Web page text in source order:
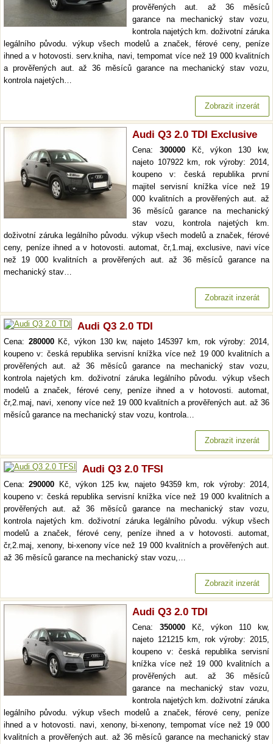
prověřených aut. až 36 měsíců
garance na mechanický stav vozu,
kontrola najetých km. doživotní záruka
legálního původu. výkup všech modelů a značek, férové ceny, peníze
ihned a v hotovosti. serv.kniha, navi, tempomat více než 19 000 kvalitních
a prověřených aut. až 36 měsíců garance na mechanický stav vozu,
kontrola najetých…
Zobrazit inzerát
Audi Q3 2.0 TDI Exclusive
Cena: 300000Kč, výkon 130 kw,
najeto 107922 km, rok výroby: 2014,
koupeno v: česká republika první
majitel servisní knížka více než 19
000 kvalitních a prověřených aut. až
36 měsíců garance na mechanický
stav vozu, kontrola najetých km.
doživotní záruka legálního původu. výkup všech modelů a značek, férové
ceny, peníze ihned a v hotovosti. automat, čr,1.maj, exclusive, navi více
než 19 000 kvalitních a prověřených aut. až 36 měsíců garance na
mechanický stav…
Zobrazit inzerát
Audi Q3 2.0 TDI
Cena: 280000Kč, výkon 130 kw, najeto 145397 km, rok výroby: 2014,
koupeno v: česká republika servisní knížka více než 19 000 kvalitních a
prověřených aut. až 36 měsíců garance na mechanický stav vozu,
kontrola najetých km. doživotní záruka legálního původu. výkup všech
modelů a značek, férové ceny, peníze ihned a v hotovosti. automat,
čr,2.maj, navi, xenony více než 19 000 kvalitních a prověřených aut. až 36
měsíců garance na mechanický stav vozu, kontrola…
Zobrazit inzerát
Audi Q3 2.0 TFSI
Cena:290000 Kč, výkon 125 kw, najeto 94359 km, rok výroby: 2014,
koupeno v: česká republika servisní knížka více než 19 000 kvalitních a
prověřených aut. až 36 měsíců garance na mechanický stav vozu,
kontrola najetých km. doživotní záruka legálního původu. výkup všech
modelů a značek, férové ceny, peníze ihned a v hotovosti. automat,
čr,2.maj, xenony, bi-xenony více než 19 000 kvalitních a prověřených aut.
až 36 měsíců garance na mechanický stav vozu,…
Zobrazit inzerát
Audi Q3 2.0 TDI
Cena: 350000 Kč, výkon 110 kw,
najeto 121215 km, rok výroby: 2015,
koupeno v: česká republika servisní
knížka více než 19 000 kvalitních a
prověřených aut. až 36 měsíců
garance na mechanický stav vozu,
kontrola najetých km. doživotní záruka
legálního původu. výkup všech modelů a značek, férové ceny, peníze
ihned a v hotovosti. navi, xenony, bi-xenony, tempomat více než 19 000
kvalitních a prověřených aut. až 36 měsíců garance na mechanický stav